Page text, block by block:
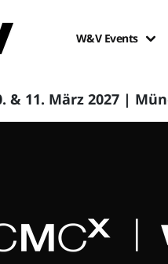
W&V Events
& 11. März 2027 |